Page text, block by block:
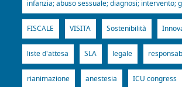
infanzia; abuso sessuale; diagnosi; intervento;
FISCALE VISITA Sostenibilità
liste d'attesa SLA legale
rianimazione anestesia ICU congress